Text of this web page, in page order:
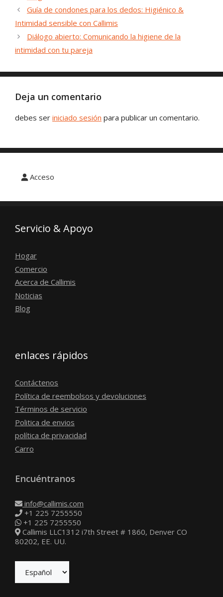
Guía de condones para los dedos: Higiénico &
Intimidad sensible con Callimis
Diálogo abierto: Comunicando la higiene de la
intimidad con tu pareja
Deja un comentario
debes ser iniciado sesión para publicar un comentario.
Acceso
Servicio & Apoyo
Hogar
Comercio
Acerca de Callimis
Noticias
Blog
enlaces rápidos
Contáctenos
Política de reembolsos y devoluciones
Términos de servicio
Politica de envios
política de privacidad
Carro
Encuéntranos
info@callimis.com
+1 225 7255550
+1 225 7255550
Callimis LLC1312 i7th Street # 1860, Denver CO
80202, EE. UU.